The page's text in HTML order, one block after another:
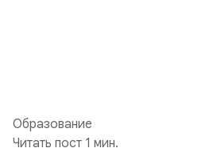
Образование
Читать пост 1 мин.